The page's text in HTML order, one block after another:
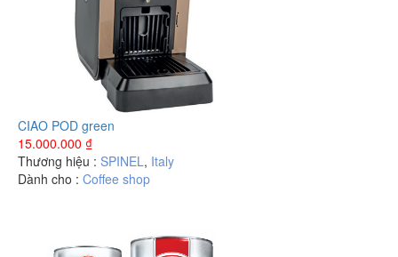
CIAO POD green
15.000.000 ₫
Thương hiệu : SPINEL , Italy
Dành cho : Coffee shop